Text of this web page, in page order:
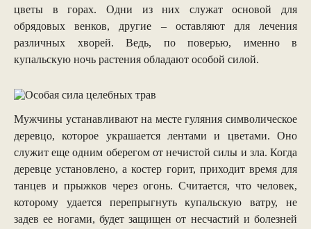
цветы в горах. Одни из них служат основой для
обрядовых венков, другие – оставляют для лечения
различных хворей. Ведь, по поверью, именно в
купальскую ночь растения обладают особой силой.
Мужчины устанавливают на месте гуляния символическое
деревцо, которое украшается лентами и цветами. Оно
служит еще одним оберегом от нечистой силы и зла. Когда
деревце установлено, а костер горит, приходит время для
танцев и прыжков через огонь. Считается, что человек,
которому удается перепрыгнуть купальскую ватру, не
задев ее ногами, будет защищен от несчастий и болезней